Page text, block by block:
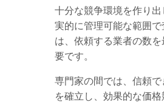
十分な競争環境を作り
実的に管理可能な範囲
は、依頼する業者の数
要です。
専門家の間では、信頼
を確立し、効果的な価格